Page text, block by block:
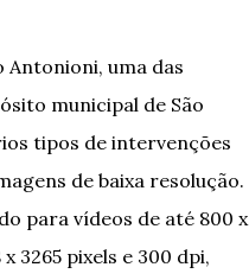
uma das
municipal de São
tipos de intervenções
de baixa resolução.
para vídeos de até 800 x
3265 pixels e 300 dpi,